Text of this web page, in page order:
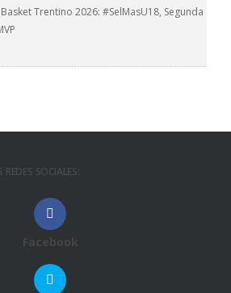
Trentino 2026: #SelMasU18, Segunda
SOCIALES:
Facebook